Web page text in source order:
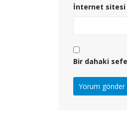
İnternet sitesi
Bir dahaki